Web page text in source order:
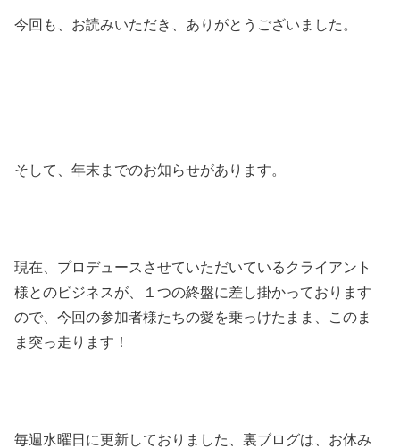
今回も、お読みいただき、ありがとうございました。
そして、年末までのお知らせがあります。
現在、プロデュースさせていただいているクライアント
様とのビジネスが、１つの終盤に差し掛かっております
ので、今回の参加者様たちの愛を乗っけたまま、このま
ま突っ走ります！
毎週水曜日に更新しておりました、裏ブログは、お休み